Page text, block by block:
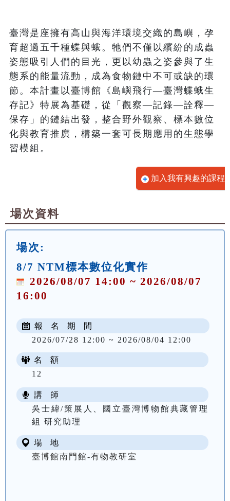
臺灣是座擁有高山與海洋環境交織的島嶼，孕
育超過五千種蝶與蛾。牠們不僅以繽紛的成蟲
姿態吸引人們的目光，更以幼蟲之姿參與了生
態系的能量流動，成為食物鏈中不可或缺的環
節。本計畫以臺博館《島嶼飛行—臺灣蝶蛾生
存記》特展為基礎，從「觀察—記錄—詮釋—
保存」的鏈結出發，整合野外觀察、標本數位
化與教育推廣，構築一套可長期應用的生態學
習模組。
加入我有興趣的課程
場次資料
場次:
8/7 NTM標本數位化實作
2026/08/07 14:00 ~ 2026/08/07
16:00
報 名 期 間
2026/07/28 12:00 ~ 2026/08/04 12:00
名 額
12
講 師
吳士緯/策展人、國立臺灣博物館典藏管理
組 研究助理
場 地
臺博館南門館-有物教研室